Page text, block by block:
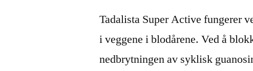
Tadalista Super Active fungerer
i veggene i blodårene. Ved å
nedbrytningen av syklisk